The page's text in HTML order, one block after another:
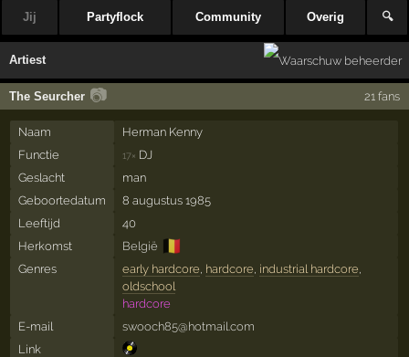
Jij Partyflock Community Overig 🔍
Artiest
The Seurcher 📷 21 fans
Naam
Herman Kenny
Functie
17× DJ
Geslacht
man
Geboortedatum
8 augustus 1985
Leeftijd
40
Herkomst
België 🇧🇪
Genres early hardcore hardcore industrial hardcore
oldschool
hardcore
E-mail
swooch85@hotmail.com
Link